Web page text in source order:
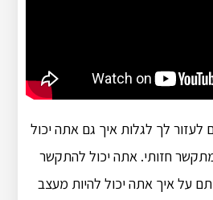
לעזור לך לגלות איך גם אתה יכול
חזותי. אתה יכול להתקשר
על איך אתה יכול להיות מעצב